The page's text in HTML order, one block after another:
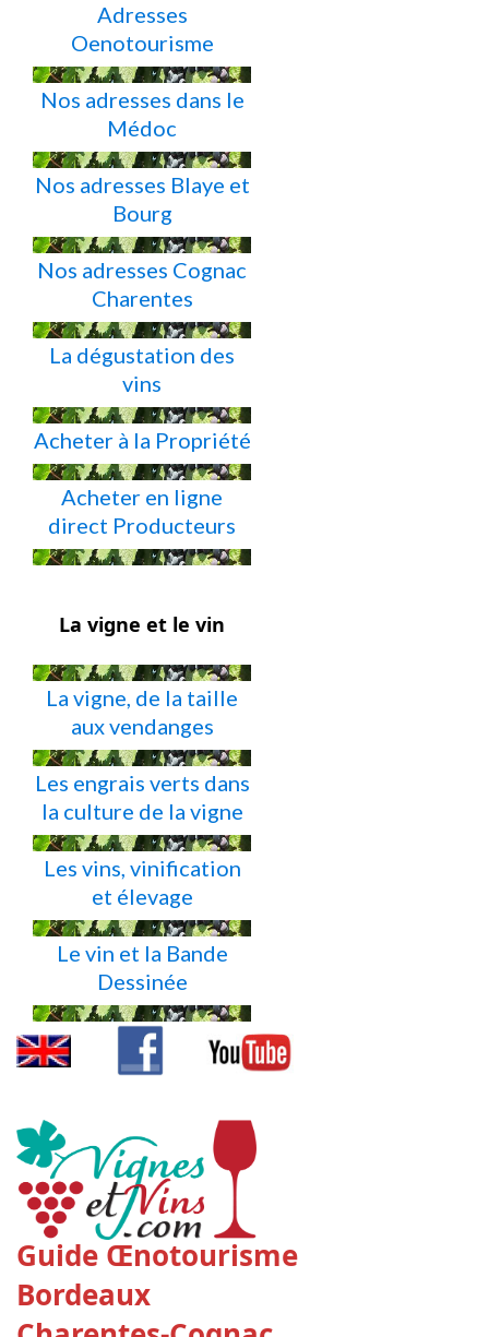
Adresses
Oenotourisme
Nos adresses dans le
Médoc
Nos adresses Blaye et
Bourg
Nos adresses Cognac
Charentes
La dégustation des
vins
Acheter à la Propriété
Acheter en ligne
direct Producteurs
La vigne et le vin
La vigne, de la taille
aux vendanges
Les engrais verts dans
la culture de la vigne
Les vins, vinification
et élevage
Le vin et la Bande
Dessinée
Guide Œnotourisme
Bordeaux